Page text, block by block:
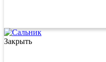
Закрыть